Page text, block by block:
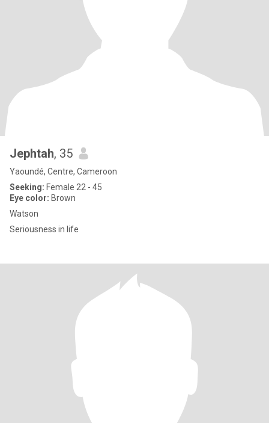
Jephtah, 35
Yaoundé, Centre, Cameroon
Seeking: Female 22 - 45
Eye color: Brown
Watson
Seriousness in life